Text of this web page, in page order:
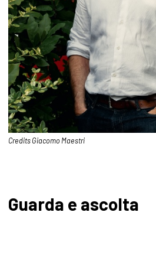
Credits Giacomo Maestri
Guarda e ascolta